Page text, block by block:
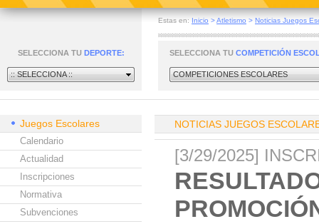
Estas en: Inicio >Atletismo > Noticias Juegos
SELECCIONA TU DEPORTE:
:: SELECCIONA ::
SELECCIONA TU COMPETICIÓN
COMPETICIONES ESCOLARES
Juegos Escolares
Calendario
Actualidad
Inscripciones
Normativa
Subvenciones
NOTICIAS JUEGOS
[3/29/2025]